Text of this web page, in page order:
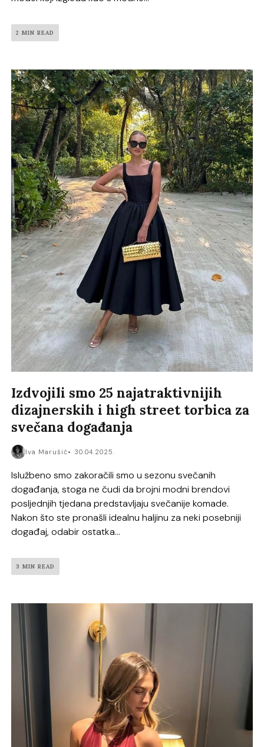
2 MIN READ
Izdvojili smo 25 najatraktivnijih
dizajnerskih i high street torbica za
svečana događanja
Iva Marušić 30.04.2025.
Islužbeno smo zakoračili smo u sezonu svečanih
događanja, stoga ne čudi da brojni modni brendovi
posljednjih tjedana predstavljaju svečanije komade.
Nakon što ste pronašli idealnu haljinu za neki posebniji
događaj, odabir ostatka...
3 MIN READ